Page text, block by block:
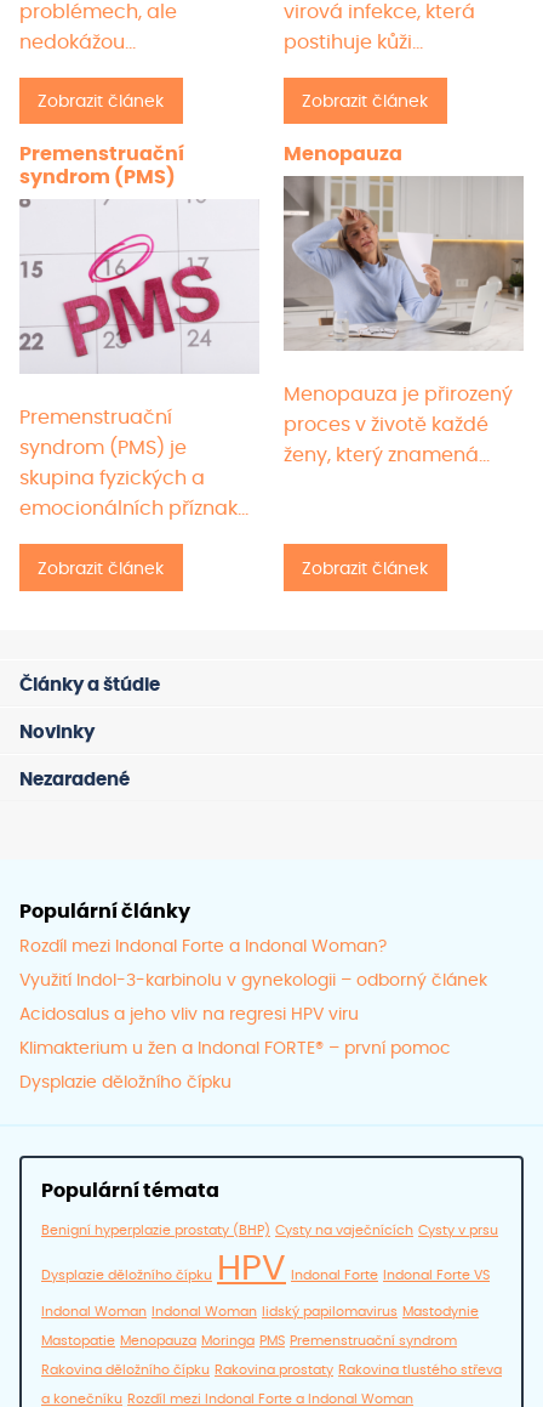
problémech, ale
nedokážou…
Zobrazit článek
virová infekce, která
postihuje kůži…
Zobrazit článek
Premenstruační
syndrom (PMS)
Premenstruační
syndrom (PMS) je
skupina fyzických a
emocionálních příznaků,
které…
Zobrazit článek
Menopauza
Menopauza je přirozený
proces v životě každé
ženy, který znamená…
Zobrazit článek
Články a štúdie
Novinky
Nezaradené
Populární články
Rozdíl mezi Indonal Forte a Indonal Woman?
Využití Indol-3-karbinolu v gynekologii – odborný článek
Acidosalus a jeho vliv na regresi HPV viru
Klimakterium u žen a Indonal FORTE® – první pomoc
Dysplazie děložního čípku
Populární témata
Benigní hyperplazie prostaty (BHP) Cysty na vaječnících Cysty v prsu
Dysplazie děložního čípku HPV Indonal Forte Indonal Forte VS
Indonal Woman Indonal Woman lidský papilomavirus Mastodynie
Mastopatie Menopauza Moringa PMS Premenstruační syndrom
Rakovina děložního čípku Rakovina prostaty Rakovina tlustého střeva
a konečníku Rozdíl mezi Indonal Forte a Indonal Woman